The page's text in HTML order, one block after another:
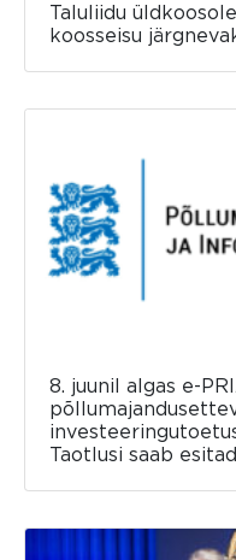
Taluliidu
koosseisu
8. juunil algas e-
Taotlusi saab